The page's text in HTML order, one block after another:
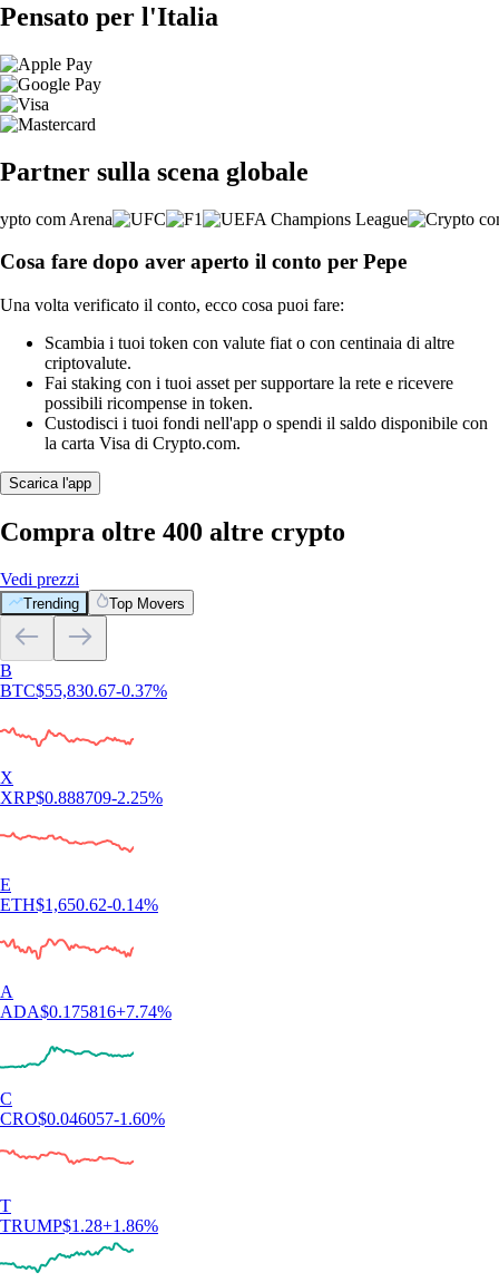
Pensato per l'Italia
Partner sulla scena globale
Cosa fare dopo aver aperto il conto per Pepe
Una volta verificato il conto, ecco cosa puoi fare:
Scambia i tuoi token con valute fiat o con centinaia di altre
criptovalute.
Fai staking con i tuoi asset per supportare la rete e ricevere
possibili ricompense in token.
Custodisci i tuoi fondi nell'app o spendi il saldo disponibile con
la carta Visa di Crypto.com.
Scarica l'app
Compra oltre 400 altre crypto
Vedi prezzi
Trending Top Movers
B
BTC$55,830.67-0.37%
X
XRP$0.888709-2.25%
E
ETH$1,650.62-0.14%
A
ADA$0.175816+7.74%
C
CRO$0.046057-1.60%
T
TRUMP$1.28+1.86%